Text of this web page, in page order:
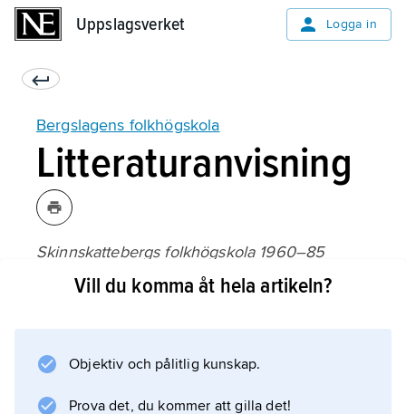
Uppslagsverket Logga in
Bergslagens folkhögskola
Litteraturanvisning
Skinnskattebergs folkhögskola 1960–85
(1985).
Information om artikeln
Vill du komma åt hela artikeln?
Objektiv och pålitlig kunskap.
Prova det, du kommer att gilla det!